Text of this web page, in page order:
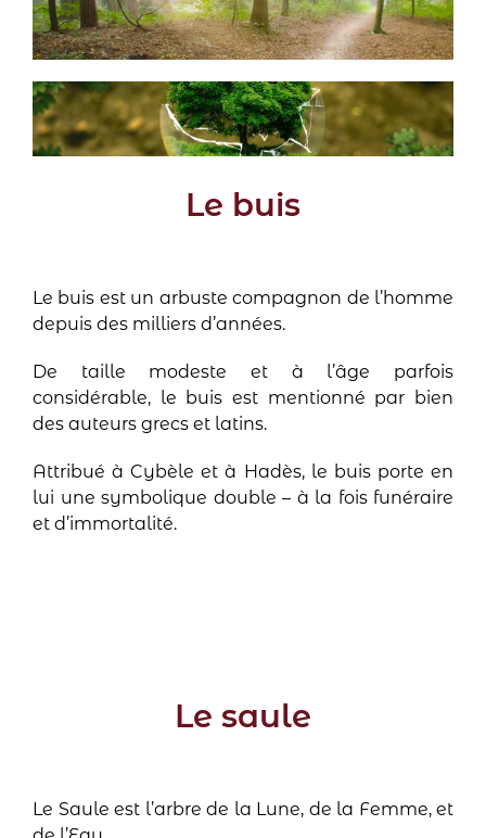
Le buis
Le buis est un arbuste compagnon de l’homme
depuis des milliers d’années.
De taille modeste et à l’âge parfois
considérable, le buis est mentionné par bien
des auteurs grecs et latins.
Attribué à Cybèle et à Hadès, le buis porte en
lui une symbolique double – à la fois funéraire
et d’immortalité.
Le saule
Le Saule est l’arbre de la Lune, de la Femme, et